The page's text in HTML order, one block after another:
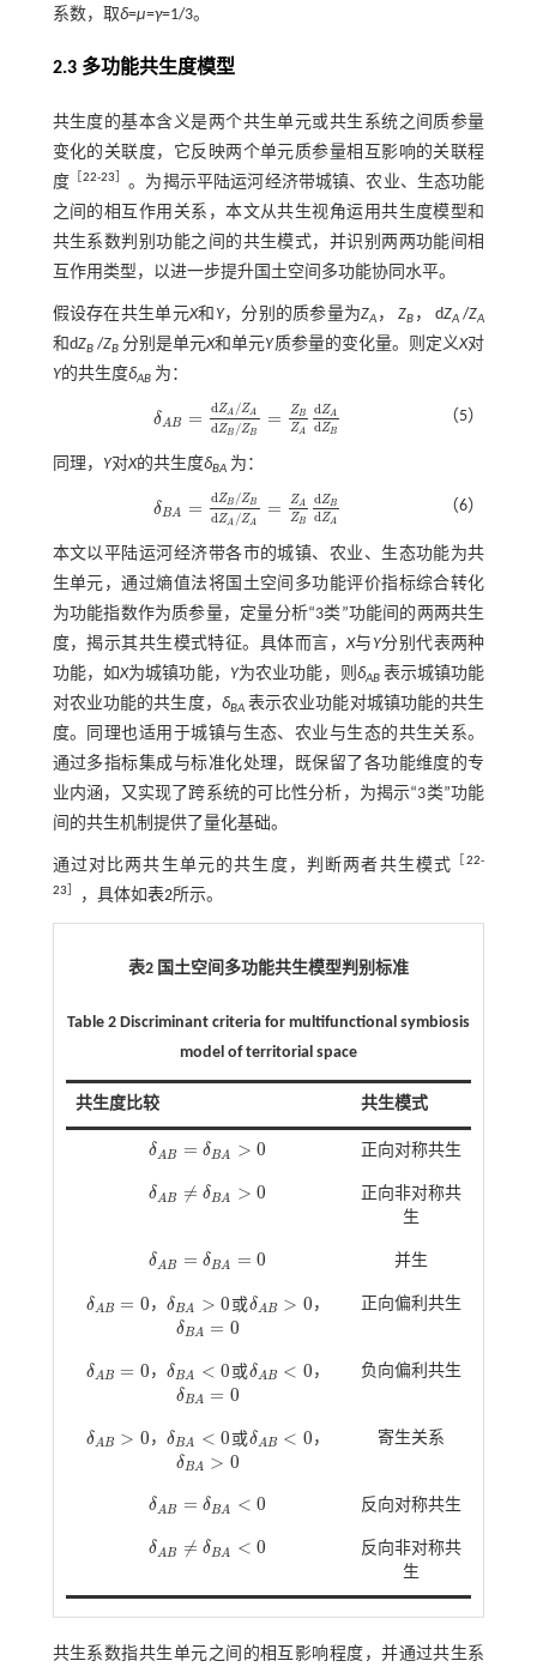
系数，取δ=μ=γ=1/3。
2.3 多功能共生度模型
共生度的基本含义是两个共生单元或共生系统之间质参量
变化的关联度，它反映两个单元质参量相互影响的关联程
度［ 22-23
。为揭示平陆运河经济带城镇、农业、生态功能
之间的相互作用关系，本文从共生视角运用共生度模型和
共生系数判别功能之间的共生模式，并识别两两功能间相
互作用类型，以进一步提升国土空间多功能协同水平。
假设存在共生单元X和 Y，分别的质参量为ZA ，ZB ，dZA /ZA
和dZB/ZB分别是单元X和单元Y质参量的变化量。则定义X对
Y的共生度δAB为：
δAB = dZA /ZA
dZB /ZB
= ZB
ZA
dZA
dZB
δAB= dZ A/ZAdZB /ZB=ZBZAd （5）
同理， Y对X的共生度δBA为：
δBA = dZB /ZB
dZA /ZA
= ZA
ZB
dZB
dZA
δBA= dZ B/ZBdZA /ZA=ZAZBd （6）
本文以平陆运河经济带各市的城镇、农业、生态功能为共
生单元，通过熵值法将国土空间多功能评价指标综合转化
为功能指数作为质参量，定量分析“3类”功能间的两两共生
度，揭示其共生模式特征。具体而言，X与 Y分别代表两种
功能，如X为城镇功能， Y为农业功能，则 δAB表示城镇功能
对农业功能的共生度， δBA表示农业功能对城镇功能的共生
度。同理也适用于城镇与生态、农业与生态的共生关系。
通过多指标集成与标准化处理，既保留了各功能维度的专
业内涵，又实现了跨系统的可比性分析，为揭示“3类”功能
间的共生机制提供了量化基础。
通过对比两共生单元的共生度，判断两者共生模式 ［22-
23 ，具体如表2所示。
表2 国土空间多功能共生模型判别标准
Table 2 Discriminant criteria for multifunctional symbiosis
model of territorial space
共生度比较 共生模式
δ A B = δBA > 0
δAB=δBA>0 正向对称共生
δ A B ≠ δBA > 0
δAB≠δBA>0
正向非对称共
生
δ A B = δBA = 0
δAB=δBA=0 并生
δAB = 0
δAB=0 ，δBA > 0
δBA >0 或
或δAB > 0
δAB>0 ，
δBA = 0
δBA=0
正向偏利共生
δAB = 0
δAB=0 ，δBA < 0
δBA <0 或
或δAB < 0
δAB<0 ，
δBA = 0
δBA=0
负向偏利共生
δAB > 0
δAB>0 ，δBA < 0
δBA <0 或
或δAB < 0
δAB<0 ，
δBA > 0
δBA>0
寄生关系
δ A B = δBA < 0
δAB=δBA<0 反向对称共生
δ A B ≠ δBA < 0
δAB≠δBA<0
反向非对称共
生
共生系数指共生单元之间的相互影响程度，并通过共生系